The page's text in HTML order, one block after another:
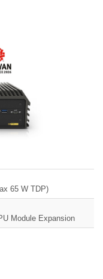
65 W TDP)
Module Expansion